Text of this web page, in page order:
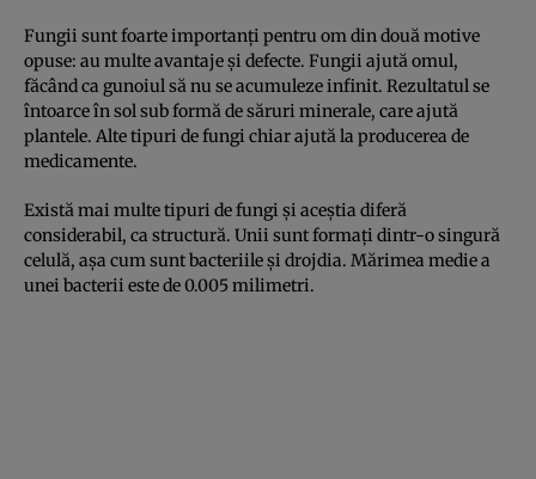
Fungii sunt foarte importanţi pentru om din două motive
opuse: au multe avantaje şi defecte. Fungii ajută omul,
făcând ca gunoiul să nu se acumuleze infinit. Rezultatul se
întoarce în sol sub formă de săruri minerale, care ajută
plantele. Alte tipuri de fungi chiar ajută la producerea de
medicamente.
Există mai multe tipuri de fungi şi aceştia diferă
considerabil, ca structură. Unii sunt formaţi dintr-o singură
celulă, aşa cum sunt bacteriile şi drojdia. Mărimea medie a
unei bacterii este de 0.005 milimetri.